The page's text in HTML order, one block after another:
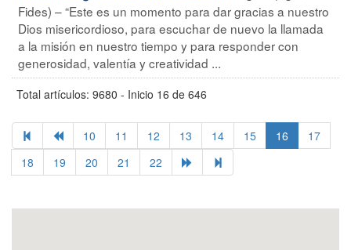
Fides) – “Este es un momento para dar gracias a nuestro
Dios misericordioso, para escuchar de nuevo la llamada
a la misión en nuestro tiempo y para responder con
generosidad, valentía y creatividad ...
Total artículos: 9680 - Inicio 16 de 646
10 11 12 13 14 15 16
17
18
19 20 21 22